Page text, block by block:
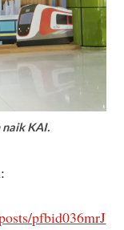
naik KAI.
pfbid036mrJ